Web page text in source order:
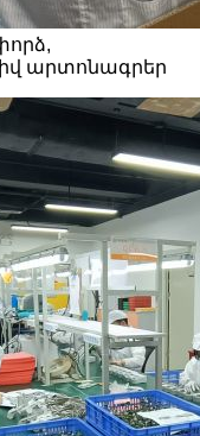
արտոնագրեր